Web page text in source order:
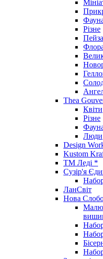
Різне
Thea
Квіти
Різне
Люди
Design
Kustom
ТМ Леді *
Сузір'я
ЛанСвіт
Нова